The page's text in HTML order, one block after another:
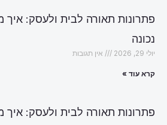
פתרונות תאורה לבית ולעסק: איך
נכונה
יולי 29, 2026 אין תגובות
קרא עוד »
פתרונות תאורה לבית ולעסק: איך